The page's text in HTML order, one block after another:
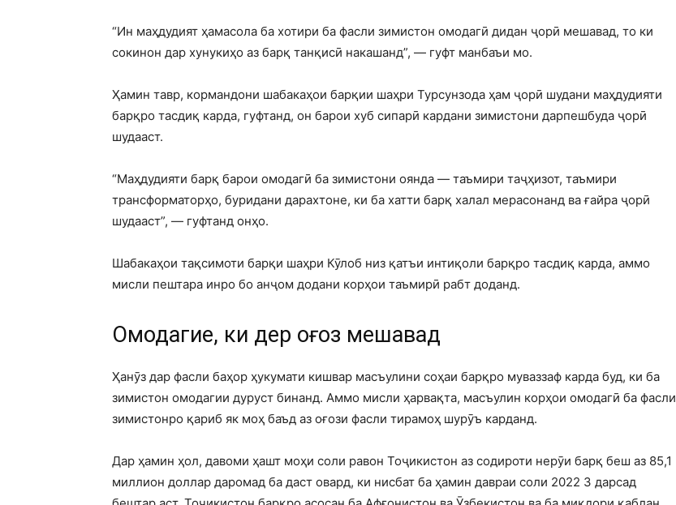
“Ин маҳдудият ҳамасола ба хотири ба фасли зимистон омодагӣ дидан ҷорӣ мешавад, то ки
сокинон дар хунукиҳо аз барқ танқисӣ накашанд”, — гуфт манбаъи мо.
Ҳамин тавр, кормандони шабакаҳои барқии шаҳри Турсунзода ҳам ҷорӣ шудани маҳдудияти
барқро тасдиқ карда, гуфтанд, он барои хуб сипарӣ кардани зимистони дарпешбуда ҷорӣ
шудааст.
“Маҳдудияти барқ барои омодагӣ ба зимистони оянда — таъмири таҷҳизот, таъмири
трансформаторҳо, буридани дарахтоне, ки ба хатти барқ ​​халал мерасонанд ва ғайра ҷорӣ
шудааст”, — гуфтанд онҳо.
Шабакаҳои тақсимоти барқи шаҳри Кӯлоб низ қатъи интиқоли барқро тасдиқ карда, аммо
мисли пештара инро бо анҷом додани корҳои таъмирӣ рабт доданд.
Омодагие, ки дер оғоз мешавад
Ҳанӯз дар фасли баҳор ҳукумати кишвар масъулини соҳаи барқро муваззаф карда буд, ки ба
зимистон омодагии дуруст бинанд. Аммо мисли ҳарвақта, масъулин корҳои омодагӣ ба фасли
зимистонро қариб як моҳ баъд аз оғози фасли тирамоҳ шурӯъ карданд.
Дар ҳамин ҳол, давоми ҳашт моҳи соли равон Тоҷикистон аз содироти нерӯи барқ ​​беш аз 85,1
миллион доллар даромад ба даст овард, ки нисбат ба ҳамин давраи соли 2022 3 дарсад